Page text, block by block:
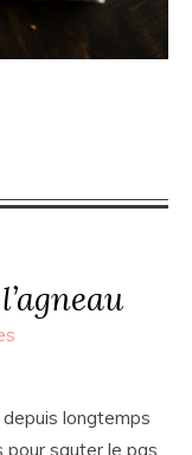
depuis longtemps
pour sauter le pas